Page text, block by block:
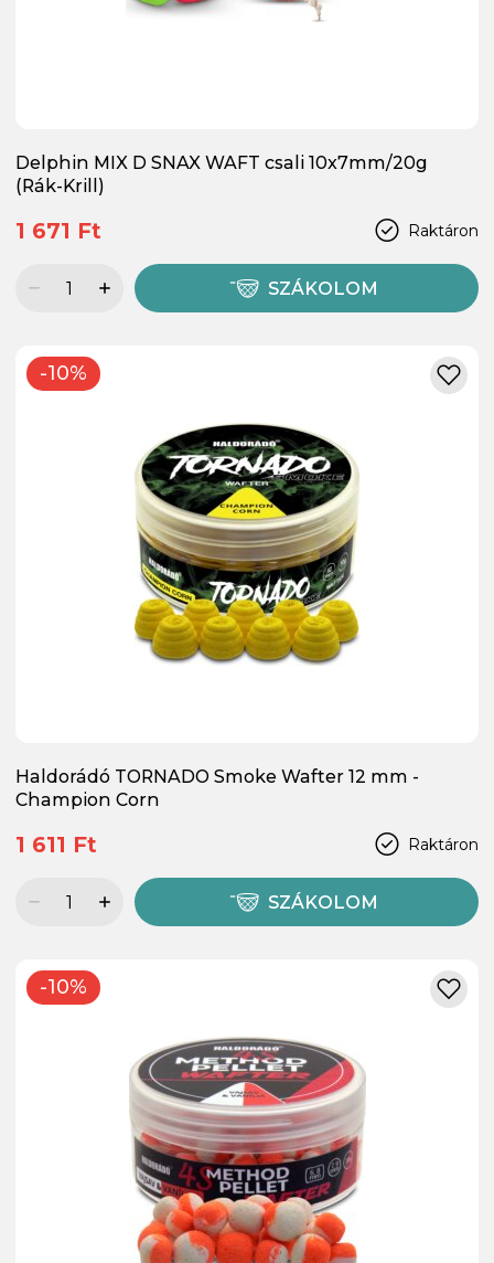
Delphin MIX D SNAX WAFT csali 10x7mm/20g
(Rák-Krill)
Raktáron
1 671 Ft
SZÁKOLOM
-10%
Haldorádó TORNADO Smoke Wafter 12 mm -
Champion Corn
Raktáron
1 611 Ft
SZÁKOLOM
-10%